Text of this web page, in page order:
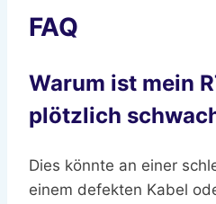
FAQ
Warum ist mein
plötzlich
Dies könnte an einer
einem defekten Kabel